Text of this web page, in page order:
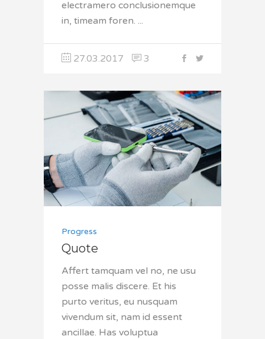
electramero conclusionemque
in, timeam foren.
27.03.2017 3
Progress
Quote
Affert tamquam vel no, ne usu
posse malis discere. Et his
purto veritus, eu nusquam
vivendum sit, nam id essent
ancillae. Has voluptua